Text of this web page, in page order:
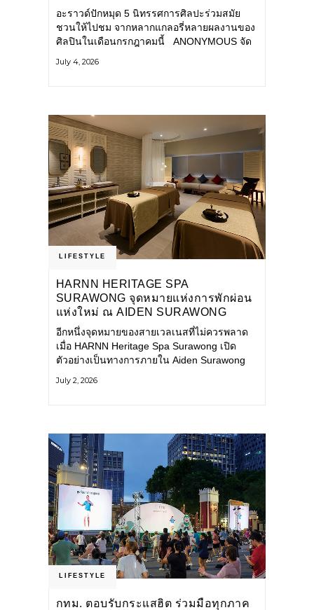
อะราวด์ปักหมุด 5 นิทรรศการศิลปะร่วมสมัย
ชวนให้ไปชม จากหลากแกลอรี่หลายผลงานของ
ศิลปินในเดือนกรกฎาคมนี้ ANONYMOUS จัด
กลุ่ม Anonymous โดยมี นิ่ม
July 4, 2026
LIFESTYLE
HARNN HERITAGE SPA
SURAWONG จุดหมายแห่งการพักผ่อน
แห่งใหม่ ณ AIDEN SURAWONG
BANGKOK
อีกหนึ่งจุดหมายของสายเวลเนสที่ไม่ควรพลาด
เมื่อ HARNN Heritage Spa Surawong เปิด
ตัวอย่างเป็นทางการภายใน Aiden Surawong
ของเมืองใหญ่ มาสัมผัสประสบการณ์การพักผ่อน
July 2, 2026
LIFESTYLE
กทม. ตอบรับกระแสฮิต ร่วมมือทุกภาค